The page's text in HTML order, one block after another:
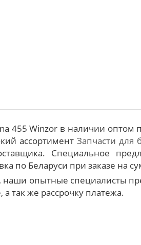
455 Winzor в наличии оптом
ассортимент Запчасти для
Специальное
по Беларуси при заказе на
наши опытные специалисты
так же рассрочку платежа.